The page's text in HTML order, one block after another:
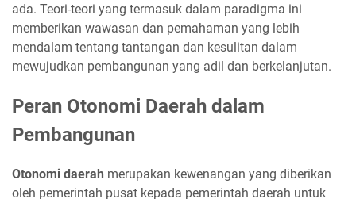
ada. Teori-teori yang termasuk dalam paradigma ini
memberikan wawasan dan pemahaman yang lebih
mendalam tentang tantangan dan kesulitan dalam
mewujudkan pembangunan yang adil dan berkelanjutan.
Peran Otonomi Daerah dalam
Pembangunan
Otonomi daerah merupakan kewenangan yang diberikan
oleh pemerintah pusat kepada pemerintah daerah untuk